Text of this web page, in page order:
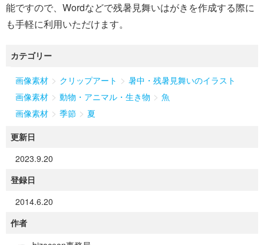
能ですので、Wordなどで残暑見舞いはがきを作成する際に
も手軽に利用いただけます。
カテゴリー
画像素材 > クリップアート > 暑中・残暑見舞いのイラスト
画像素材 > 動物・アニマル・生き物 > 魚
画像素材 > 季節 > 夏
更新日
2023.9.20
登録日
2014.6.20
作者